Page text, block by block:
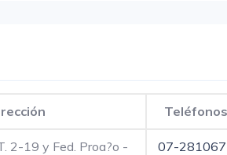
Teléfonos
2-19 y Fed. Proa?o - 07-